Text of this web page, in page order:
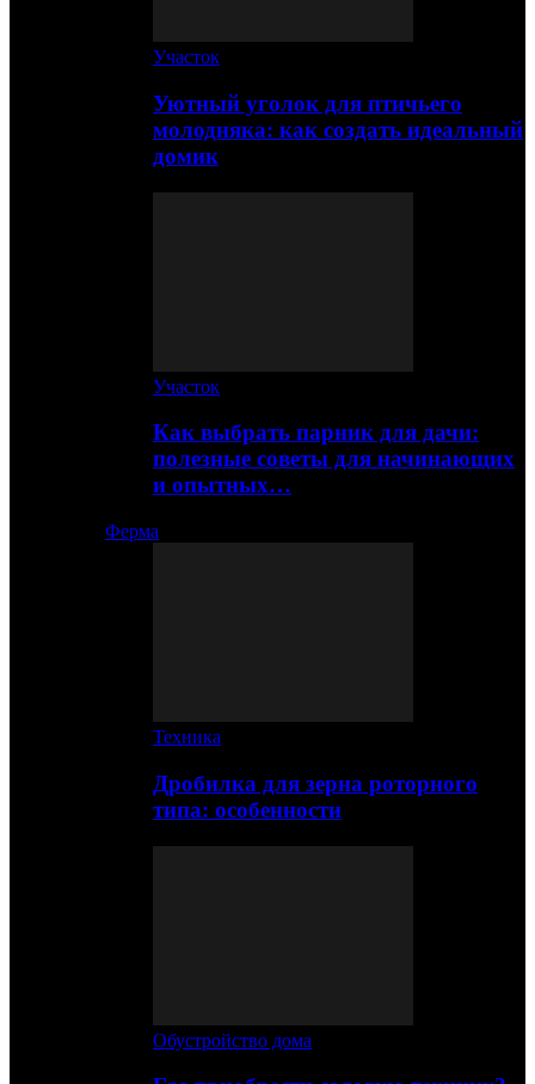
Участок
Уютный уголок для птичьего
молодняка: как создать идеальный
домик
Участок
Как выбрать парник для дачи:
полезные советы для начинающих
и опытных…
Ферма
Техника
Дробилка для зерна роторного
типа: особенности
Обустройство дома